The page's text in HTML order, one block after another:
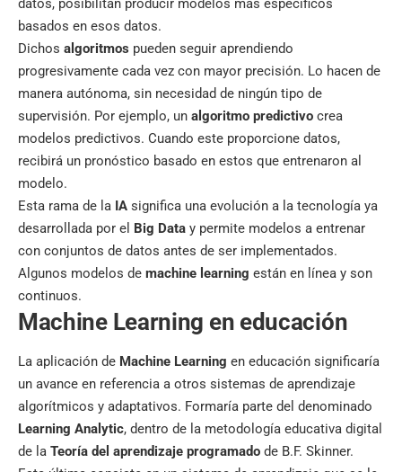
basados en esos datos.
Dichos algoritmos pueden seguir aprendiendo
progresivamente cada vez con mayor precisión. Lo hacen de
manera autónoma, sin necesidad de ningún tipo de
supervisión. Por ejemplo, un algoritmo predictivo crea
modelos predictivos. Cuando este proporcione datos,
recibirá un pronóstico basado en estos que entrenaron al
modelo.
Esta rama de la IA significa una evolución a la tecnología ya
desarrollada por el Big Data y permite modelos a entrenar
con conjuntos de datos antes de ser implementados.
Algunos modelos de machine learning están en línea y son
continuos.
Machine Learning en educación
La aplicación de Machine Learning en educación significaría
un avance en referencia a otros sistemas de aprendizaje
algorítmicos y adaptativos. Formaría parte del denominado
Learning Analytic, dentro de la metodología educativa digital
de la Teoría del aprendizaje programado de B.F. Skinner.